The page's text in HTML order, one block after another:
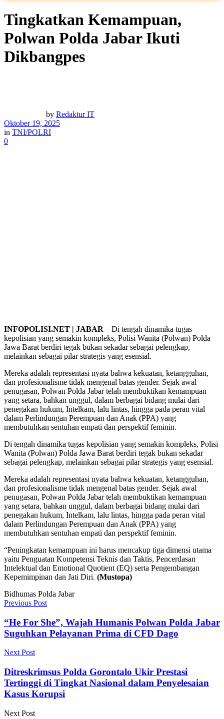
Tingkatkan Kemampuan,
Polwan Polda Jabar Ikuti
Dikbangpes
by Redaktur IT
Oktober 19, 2025
in TNI/POLRI
0
INFOPOLISI.NET | JABAR – Di tengah dinamika tugas
kepolisian yang semakin kompleks, Polisi Wanita (Polwan) Polda
Jawa Barat berdiri tegak bukan sekadar sebagai pelengkap,
melainkan sebagai pilar strategis yang esensial.
Mereka adalah representasi nyata bahwa kekuatan, ketangguhan,
dan profesionalisme tidak mengenal batas gender. Sejak awal
penugasan, Polwan Polda Jabar telah membuktikan kemampuan
yang setara, bahkan unggul, dalam berbagai bidang mulai dari
penegakan hukum, Intelkam, lalu lintas, hingga pada peran vital
dalam Perlindungan Perempuan dan Anak (PPA) yang
membutuhkan sentuhan empati dan perspektif feminin.
Di tengah dinamika tugas kepolisian yang semakin kompleks, Polisi
Wanita (Polwan) Polda Jawa Barat berdiri tegak bukan sekadar
sebagai pelengkap, melainkan sebagai pilar strategis yang esensial.
Mereka adalah representasi nyata bahwa kekuatan, ketangguhan,
dan profesionalisme tidak mengenal batas gender. Sejak awal
penugasan, Polwan Polda Jabar telah membuktikan kemampuan
yang setara, bahkan unggul, dalam berbagai bidang mulai dari
penegakan hukum, Intelkam, lalu lintas, hingga pada peran vital
dalam Perlindungan Perempuan dan Anak (PPA) yang
membutuhkan sentuhan empati dan perspektif feminin.
“Peningkatan kemampuan ini harus mencakup tiga dimensi utama
yaitu Penguatan Kompetensi Teknis dan Taktis, Pencerdasan
Intelektual dan Emotional Quotient (EQ) serta Pengembangan
Kepemimpinan dan Jati Diri. (Mustopa)
Bidhumas Polda Jabar
Previous Post
“He For She”, Wajah Humanis Polwan Polda Jabar
Suguhkan Pelayanan Prima di CFD Dago
Next Post
Ditreskrimsus Polda Gorontalo Ukir Prestasi
Tertinggi di Tingkat Nasional dalam Penyelesaian
Kasus Korupsi
Next Post